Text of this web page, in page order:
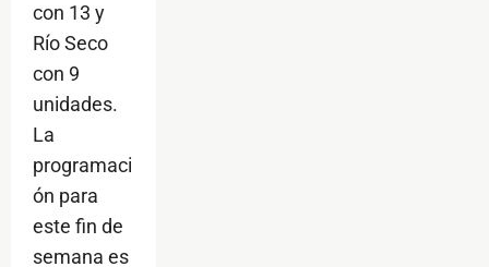
con 13 y
Río Seco
con 9
unidades.
La
programaci
ón para
este fin de
semana es